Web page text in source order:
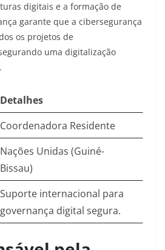
digitais e a formação de
garante que a cibersegurança
os projetos de
uma digitalização
Detalhes
Coordenadora Residente
Nações Unidas (Guiné-
Bissau)
Suporte internacional para
governança digital segura.